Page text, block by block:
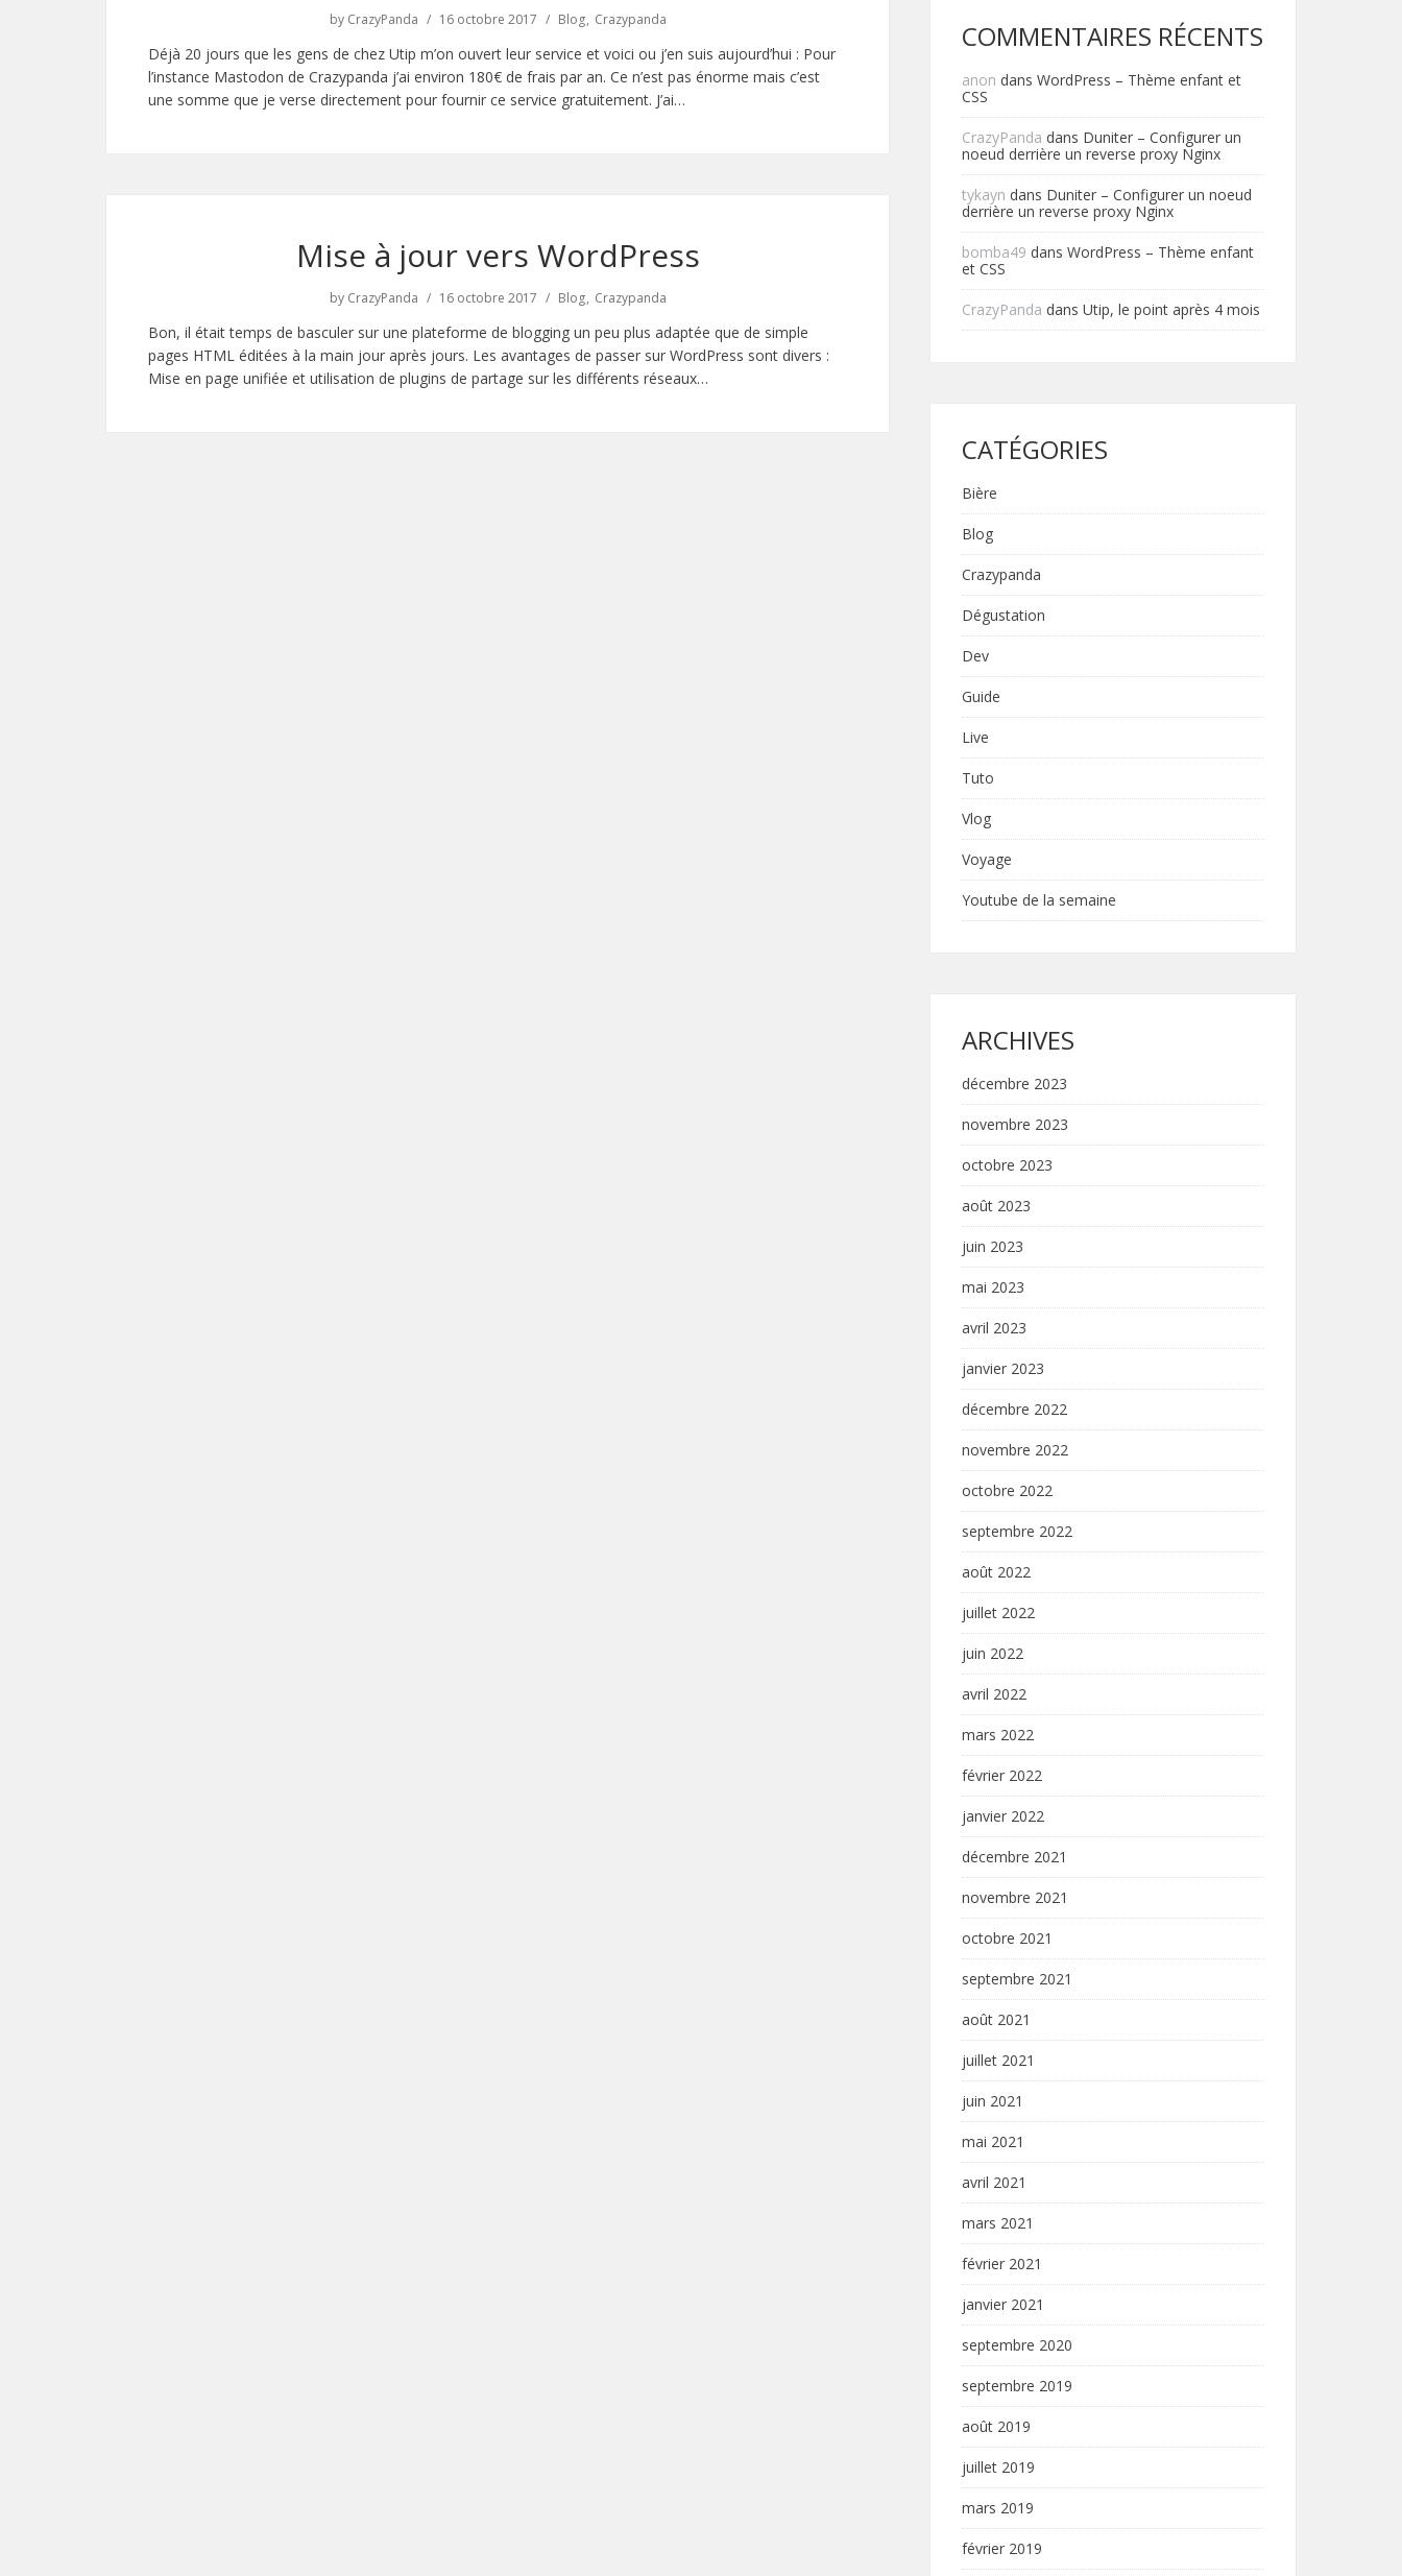
by CrazyPanda 16 octobre 2017 Blog Crazypanda
Déjà 20 jours que les gens de chez Utip m’on ouvert leur service et voici ou j’en suis aujourd’hui : Pour
l’instance Mastodon de Crazypanda j’ai environ 180€ de frais par an. Ce n’est pas énorme mais c’est
une somme que je verse directement pour fournir ce service gratuitement. J’ai…
Mise à jour vers WordPress
by CrazyPanda 16 octobre 2017 Blog Crazypanda
Bon, il était temps de basculer sur une plateforme de blogging un peu plus adaptée que de simple
pages HTML éditées à la main jour après jours. Les avantages de passer sur WordPress sont divers :
Mise en page unifiée et utilisation de plugins de partage sur les différents réseaux…
COMMENTAIRES RÉCENTS
anon dans WordPress – Thème enfant et
CSS
CrazyPanda dans Duniter – Configurer un
noeud derrière un reverse proxy Nginx
tykayn dans Duniter – Configurer un noeud
derrière un reverse proxy Nginx
bomba49 dans WordPress – Thème enfant
et CSS
CrazyPanda dans Utip, le point après 4 mois
CATÉGORIES
Bière
Blog
Crazypanda
Dégustation
Dev
Guide
Live
Tuto
Vlog
Voyage
Youtube de la semaine
ARCHIVES
décembre 2023
novembre 2023
octobre 2023
août 2023
juin 2023
mai 2023
avril 2023
janvier 2023
décembre 2022
novembre 2022
octobre 2022
septembre 2022
août 2022
juillet 2022
juin 2022
avril 2022
mars 2022
février 2022
janvier 2022
décembre 2021
novembre 2021
octobre 2021
septembre 2021
août 2021
juillet 2021
juin 2021
mai 2021
avril 2021
mars 2021
février 2021
janvier 2021
septembre 2020
septembre 2019
août 2019
juillet 2019
mars 2019
février 2019